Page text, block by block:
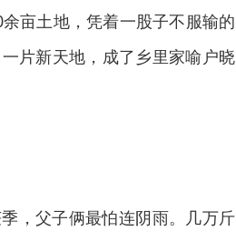
亩土地，凭着一股子不服输的
片新天地，成了乡里家喻户晓
，父子俩最怕连阴雨。几万斤